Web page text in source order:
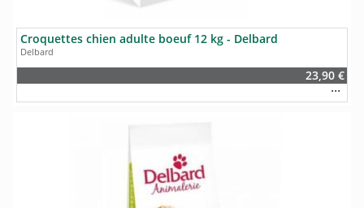
Croquettes chien adulte boeuf 12 kg - Delbard
Delbard
23,90 €